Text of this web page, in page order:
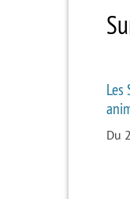
Les
Du